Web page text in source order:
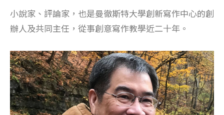
小說家、評論家，也是曼徹斯特大學創新寫作中心的創
辦人及共同主任，從事創意寫作教學近二十年。